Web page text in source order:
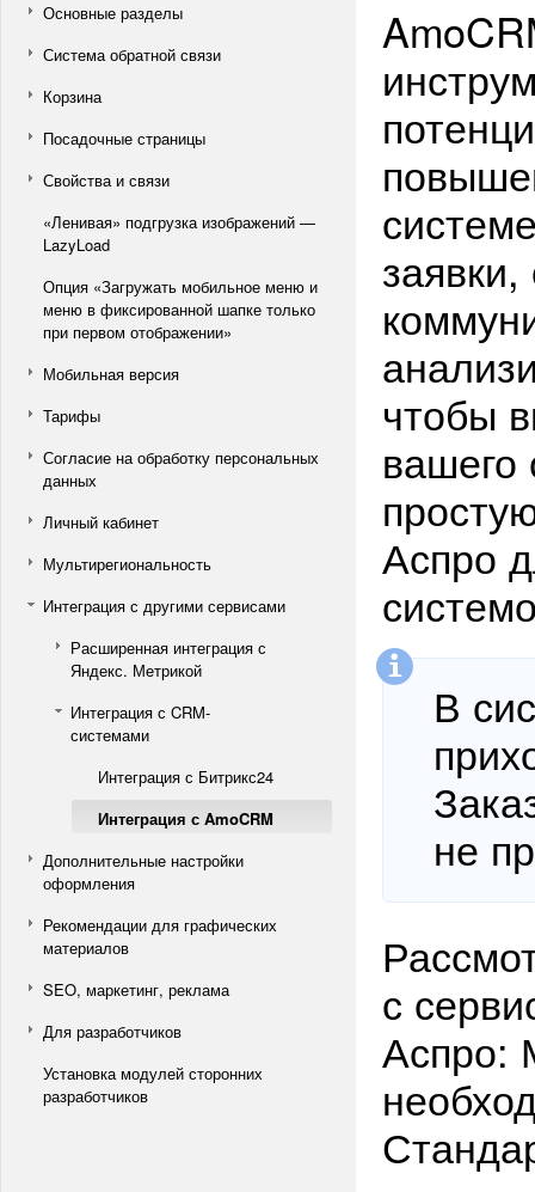
Основные разделы
Система обратной связи
Корзина
Посадочные страницы
Свойства и связи
«Ленивая» подгрузка изображений —
LazyLoad
Опция «Загружать мобильное меню и
меню в фиксированной шапке только
при первом отображении»
Мобильная версия
Тарифы
Согласие на обработку персональных
данных
Личный кабинет
Мультирегиональность
Интеграция с другими сервисами
Расширенная интеграция с
Яндекс. Метрикой
Интеграция с CRM-
системами
Интеграция с Битрикс24
Интеграция с AmoCRM
Дополнительные настройки
оформления
Рекомендации для графических
материалов
SEO, маркетинг, реклама
Для разработчиков
Установка модулей сторонних
разработчиков
чтобы
вашего
Аспро
В
не
с
Аспро: